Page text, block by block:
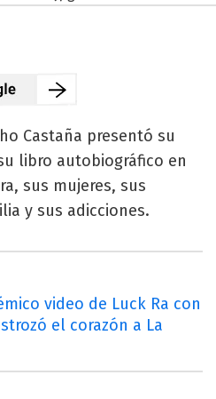
Castaña presentó su
libro autobiográfico en
sus mujeres, sus
y sus adicciones.
video de Luck Ra con
el corazón a La